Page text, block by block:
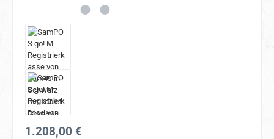
Regulärer Preis:
1.208,00 €